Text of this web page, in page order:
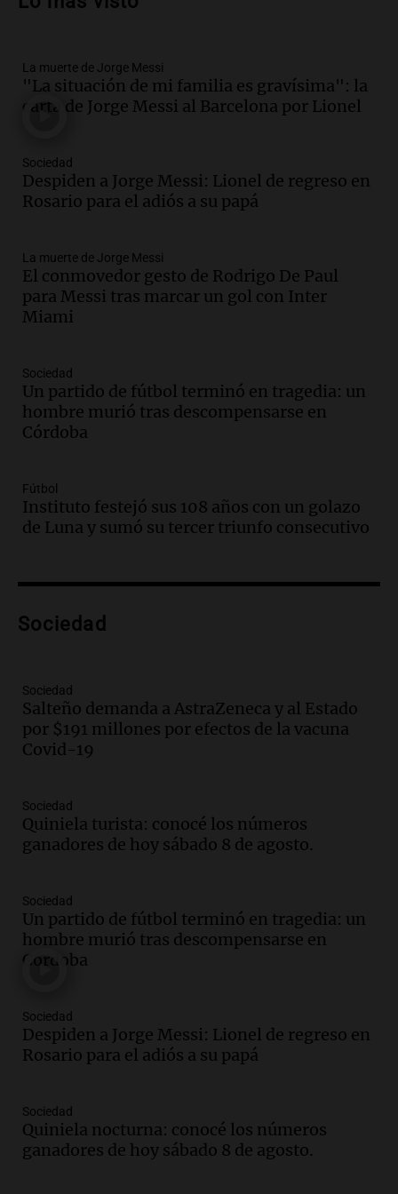
vehículos desde un puente
Audio.Tragedia en Mendoza: un muerto
y cinco heridos tras caer dos autos desde
un puente
Audio.Messi llegará esta noche a
Rosario para acompañar a su familia
Episodios
Audio.Ley de Propiedad Privada: el revés
en el Congreso expuso una debilidad
comunicacional del Gobierno
Episodios
Audio.Casabindo se prepara para una
celebración única: 30.000 turistas y el
tradicional Toreo de la Vincha
Audio.Borges, abogada de Pourrain:
"Tres hombres se lo llevaron para
hacerle preguntas y nunca regresó"
Episodios
metros del río Suquía y retiraron hasta
Episodios
Audio.La historia de la servilleta que
firmó Jorge Messi para el primer
contrato de Leo con Barcelona
Audio.Joan Gaspart: "Sin Jorge, no sé si
Messi hubiera llegado adonde llegó"
Audio.El orgullo y el sueño argentino de
Jorge Messi en una entrevista con Rony
Vargas en 2007
Audio.El abuelo de Agostina Vega, tras
las nuevas detenciones: "En esa casa
Episodios
Audio.Una nutricionista derribó el mito
del desayuno ideal: qué alimentos
La muerte de Jorge Messi
"La situación de mi familia es gravísima": la
carta de Jorge Messi al Barcelona por Lionel
Sociedad
Despiden a Jorge Messi: Lionel de regreso en
Rosario para el adiós a su papá
La muerte de Jorge Messi
El conmovedor gesto de Rodrigo De Paul
para Messi tras marcar un gol con Inter
Miami
Sociedad
Un partido de fútbol terminó en tragedia: un
hombre murió tras descompensarse en
Córdoba
Fútbol
Instituto festejó sus 108 años con un golazo
de Luna y sumó su tercer triunfo consecutivo
Sociedad
Sociedad
Salteño demanda a AstraZeneca y al Estado
por $191 millones por efectos de la vacuna
Covid-19
Sociedad
Quiniela turista: conocé los números
ganadores de hoy sábado 8 de agosto.
Sociedad
Un partido de fútbol terminó en tragedia: un
hombre murió tras descompensarse en
Córdoba
Sociedad
Despiden a Jorge Messi: Lionel de regreso en
Rosario para el adiós a su papá
Sociedad
Quiniela nocturna: conocé los números
ganadores de hoy sábado 8 de agosto.